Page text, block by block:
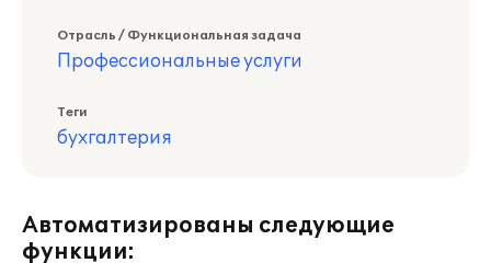
Отрасль / Функциональная задача
Профессиональные услуги
Теги
бухгалтерия
Автоматизированы следующие
функции: